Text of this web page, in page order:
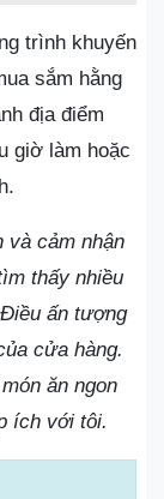
trình khuyến
sắm hằng
địa điểm
giờ làm hoặc
và cảm nhận
thấy nhiều
ấn tượng
cửa hàng.
ăn ngon
ích với tôi.